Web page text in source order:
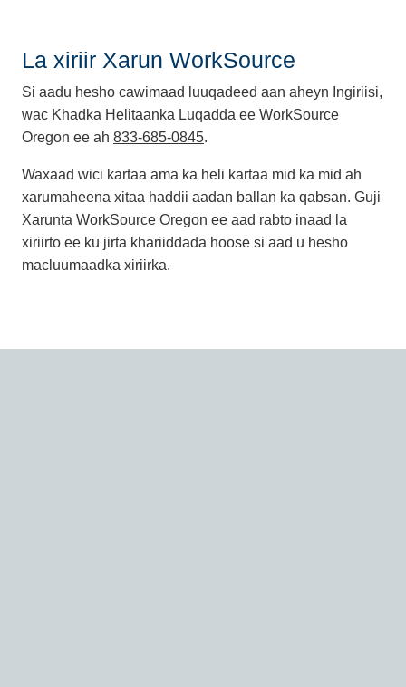
La xiriir Xarun WorkSource
Si aadu hesho cawimaad luuqadeed aan aheyn Ingiriisi,
wac Khadka Helitaanka Luqadda ee WorkSource
Oregon ee ah 833-685-0845.
Waxaad wici kartaa ama ka heli kartaa mid ka mid ah
xarumaheena xitaa haddii aadan ballan ka qabsan. Guji
Xarunta WorkSource Oregon ee aad rabto inaad la
xiriirto ee ku jirta khariiddada hoose si aad u hesho
macluumaadka xiriirka.